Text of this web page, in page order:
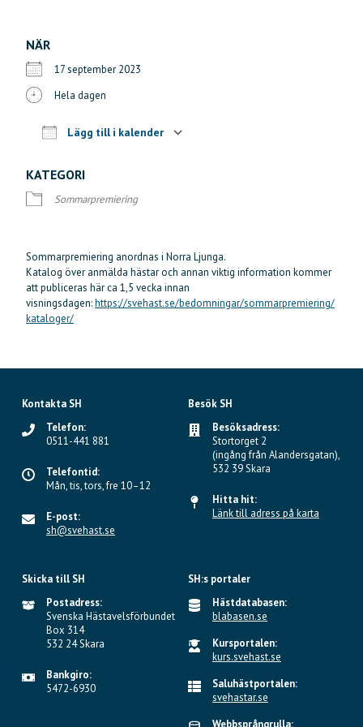
NÄR
17 september 2023
Hela dagen
Lägg till i kalender
KATEGORI
Sommarpremiering
Sommarpremiering anordnas i Norra Ljunga.
Katalog över anmälda hästar och annan viktig information kommer
att publiceras här ca 1,5 vecka innan
visningsdagen:https://svehast.se/bedomningar/sommarpremiering/
kataloger/
Kontakta SH
Telefon:
0511-441 881
Telefontid:
Mån, tis, tors, fre 10–12
E-post:
sh@svehast.se
Besök SH
Besöksadress:
Stortorget 2
(ingång från Alandersgatan),
532 39 Skara
Hitta hit:
Länk till adress på karta
Skicka till SH
Postadress:
Svenska Hästavelsförbundet
Box 314
532 24 Skara
Bankgiro:
5472-6930
SH:s portaler
Hästdatabasen:
blabasen.se
Kursportalen:
kurs.svehast.se
Saluhästportalen:
svehastar.se
Webbsprångrulla: